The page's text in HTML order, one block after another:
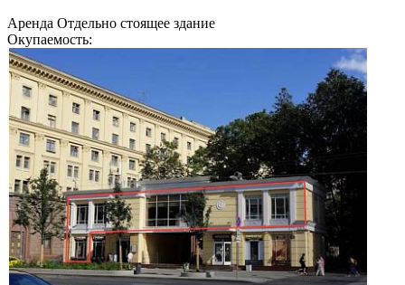
Аренда Отдельно стоящее здание
Окупаемость: